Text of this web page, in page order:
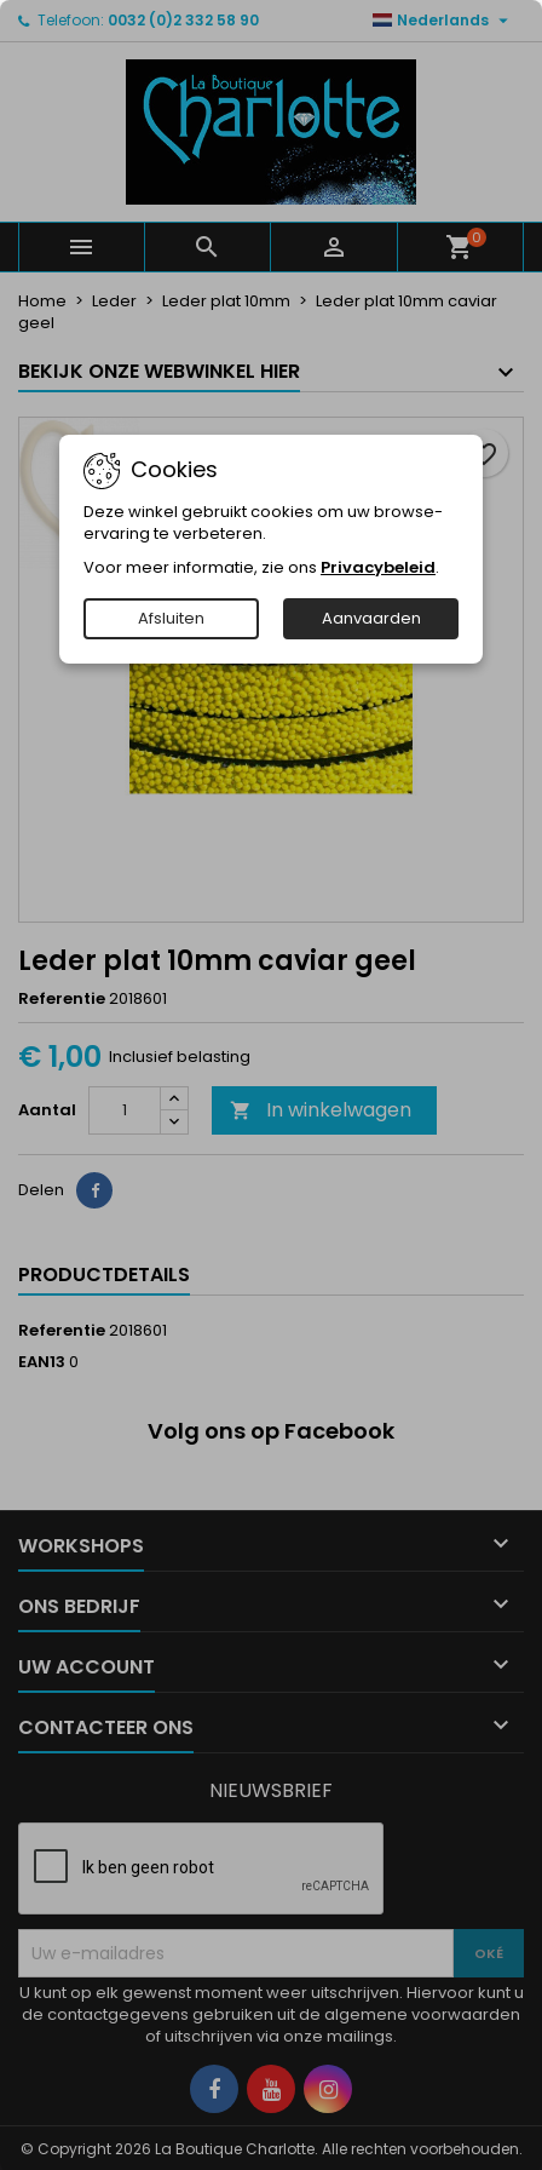
Telefoon: 0032 (0)2 332 58 90 Nederlands 
   0
Home Leder Leder plat 10mm
Leder plat 10mm caviar
geel
BEKIJK ONZE WEBWINKEL HIER
Leder plat 10mm caviar geel
Referentie2018601
€ 1,00 Inclusief belasting
Aantal  In winkelwagen
favorite_border
Delen Delen
PRODUCTDETAILS
Referentie2018601
EAN13 0
Volg ons op Facebook
WORKSHOPS 
ONS BEDRIJF 
UW ACCOUNT 
CONTACTEER ONS 
Mijn verlanglijsten ×
Maak een lijst
Maak een verlanglijst ×
Verlanglijst naam
Annuleren Maak een verlanglijst
Inloggen ×
U moet ingelogd zijn om producten in uw verlanglijst
Annuleren Inloggen
Cookies
Deze winkel gebruikt cookies om uw browse-
ervaring te verbeteren.
Voor meer informatie, zie ons Privacybeleid.
Afsluiten Aanvaarden
NIEUWSBRIEF
U kunt op elk gewenst moment weer uitschrijven. Hiervoor kunt u
de contactgegevens gebruiken uit de algemene voorwaarden
of uitschrijven via onze mailings.
Facebook
YouTubeInstagram
© Copyright 2026 La Boutique Charlotte. Alle rechten voorbehouden.